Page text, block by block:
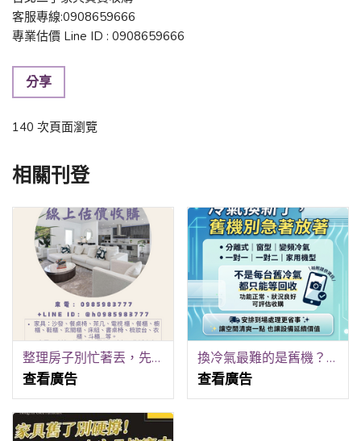
客服專線:0908659666
專業估價 Line ID : 0908659666
分享
140 次頁面瀏覽
相關刊登
整理房子別忙著丟，先問問家具能不能收
查看廣告
換冷氣最難的是舊機？這方法讓你輕鬆解決 0979003999
查看廣告